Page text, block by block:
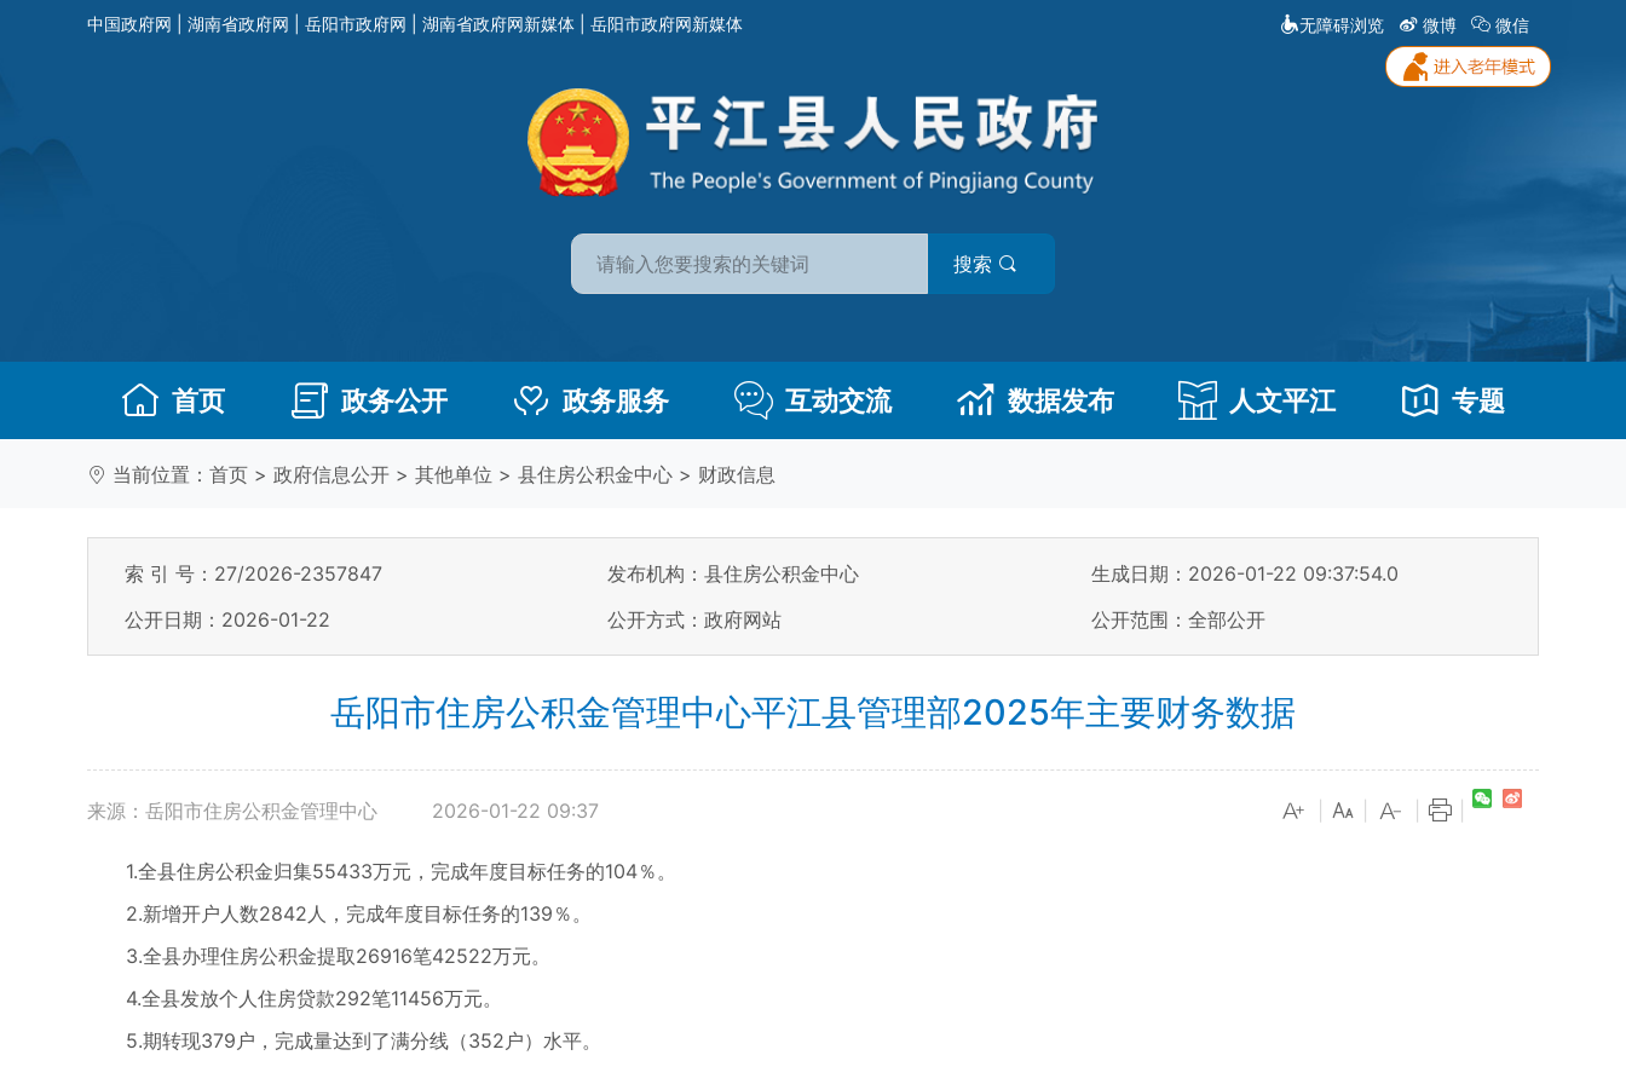
中国政府网 湖南省政府网 岳阳市政府网 湖南省政府网新媒体 岳阳市政府网新媒体 无障碍浏览 微博 微信
搜索
首页 政务公开 政务服务 互动交流 数据发布 人文平江 专题
当前位置： 首页 > 政府信息公开 > 其他单位 > 县住房公积金中心 > 财政信息
索 引 号：27/2026-2357847 发布机构：县住房公积金中心
生成日期：2026-01-22 09:37:54.0
公开日期：2026-01-22
公开方式：政府网站 公开范围：全部公开
岳阳市住房公积金管理中心平江县管理部2025年主要财务数据
来源：岳阳市住房公积金管理中心 2026-01-22 09:37
1.全县住房公积金归集55433万元，完成年度目标任务的104％。
2.新增开户人数2842人，完成年度目标任务的139％。
3.全县办理住房公积金提取26916笔42522万元。
4.全县发放个人住房贷款292笔11456万元。
5.期转现379户，完成量达到了满分线（352户）水平。